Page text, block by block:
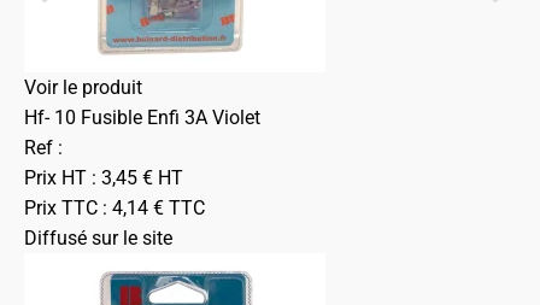
Voir le produit
Hf- 10 Fusible Enfi 3A Violet
Ref :
Prix HT : 3,45 € HT
Prix TTC : 4,14 € TTC
Diffusé sur le site